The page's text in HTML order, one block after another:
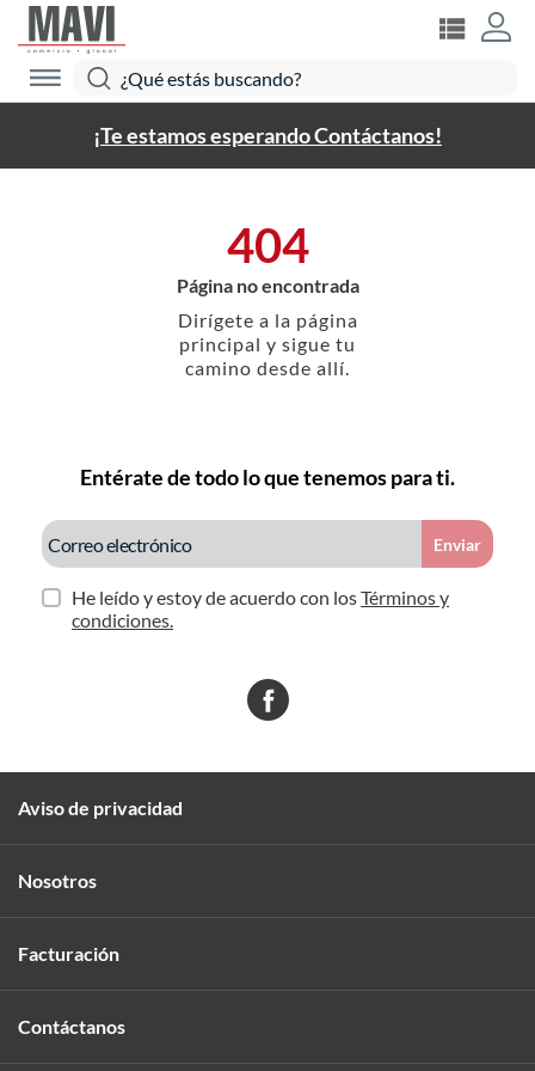
¡Te estamos esperando Contáctanos!
404
Página no encontrada
Dirígete a la página
principal y sigue tu
camino desde allí.
Entérate de todo lo que tenemos para ti.
Enviar
He leído y estoy de acuerdo con losTérminos y
condiciones.
Aviso de privacidad
Nosotros
Facturación
Contáctanos